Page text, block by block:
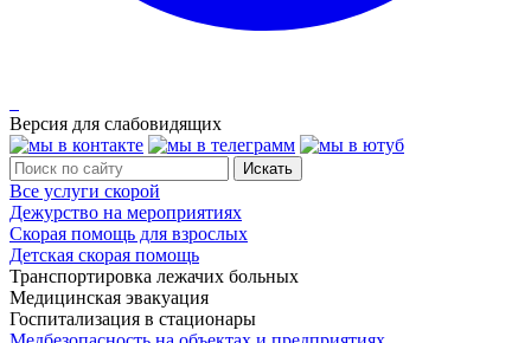
Версия для слабовидящих
Все услуги скорой
Дежурство на мероприятиях
Скорая помощь для взрослых
Детская скорая помощь
Транспортировка лежачих больных
Медицинская эвакуация
Госпитализация в стационары